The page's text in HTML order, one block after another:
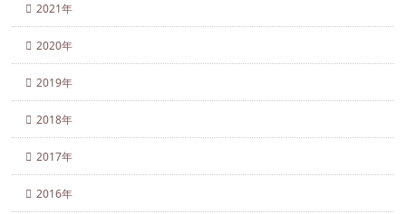
2021年
2020年
2019年
2018年
2017年
2016年